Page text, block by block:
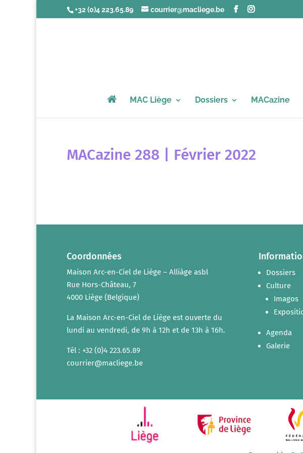
+32 (0)4 223.65.89 courrier@macliege.be
MAC Liège Dossiers MACazine
MACazine 288 | Février 2022
Coordonnées
Maison Arc-en-Ciel de Liège – Alliàge asbl
Rue Hors-Château, 7
4000 Liège (Belgique)
La Maison Arc-en-Ciel de Liège est ouverte du
lundi au vendredi, de 9h à 12h et de 13h à 16h.
Tél : +32 (0)4 223.65.89
courrier@macliege.be
Dossiers
Culture
Imagos
Agenda
Galerie